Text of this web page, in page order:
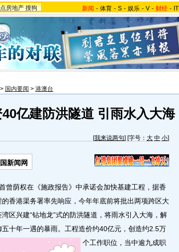
房地产 搜狗 新闻 - 体育 - S - 娱乐 - V - 财经 - IT
> 国内要闻 > 港澳台
亿建防洪隧道 引雨水入大海
[我来说两句] [字号： 大 中 小]
新闻网
荫权在《施政报告》中承诺会加快基建工程，据香
香港渠务署率先响应，今年年底前将批出两项跨区大
区兴建“钻地龙”式的防洪隧道，将雨水引入大海，解
十年一遇的暴雨。 工程造价约40亿元，创造约2.5万
个工作职位，当中逾九成职